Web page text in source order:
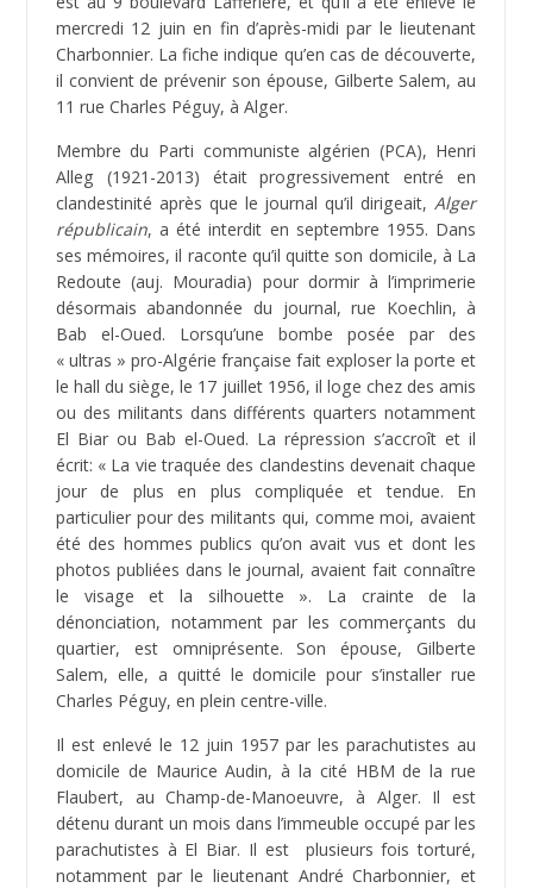
mercredi 12 juin en fin d’après-midi par le lieutenant
Charbonnier. La fiche indique qu’en cas de découverte,
il convient de prévenir son épouse, Gilberte Salem, au
11 rue Charles Péguy, à Alger.
Membre du Parti communiste algérien (PCA), Henri
Alleg (1921-2013) était progressivement entré en
clandestinité après que le journal qu’il dirigeait, Alger
républicain, a été interdit en septembre 1955. Dans
ses mémoires, il raconte qu’il quitte son domicile, à La
Redoute (auj. Mouradia) pour dormir à l’imprimerie
désormais abandonnée du journal, rue Koechlin, à
Bab el-Oued. Lorsqu’une bombe posée par des
« ultras » pro-Algérie française fait exploser la porte et
le hall du siège, le 17 juillet 1956, il loge chez des amis
ou des militants dans différents quarters notamment
El Biar ou Bab el-Oued. La répression s’accroît et il
écrit: « La vie traquée des clandestins devenait chaque
jour de plus en plus compliquée et tendue. En
particulier pour des militants qui, comme moi, avaient
été des hommes publics qu’on avait vus et dont les
photos publiées dans le journal, avaient fait connaître
le visage et la silhouette ». La crainte de la
dénonciation, notamment par les commerçants du
quartier, est omniprésente. Son épouse, Gilberte
Salem, elle, a quitté le domicile pour s’installer rue
Charles Péguy, en plein centre-ville.
Il est enlevé le 12 juin 1957 par les parachutistes au
domicile de Maurice Audin, à la cité HBM de la rue
Flaubert, au Champ-de-Manoeuvre, à Alger. Il est
détenu durant un mois dans l’immeuble occupé par les
parachutistes à El Biar. Il est plusieurs fois torturé,
notamment par le lieutenant André Charbonnier, et